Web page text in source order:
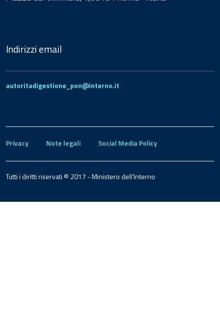
Indirizzi email
autoritadigestione_pon@interno.it
Privacy Note legali Social Media Policy
Tutti i diritti riservati © 2017 - Ministero dell’Interno